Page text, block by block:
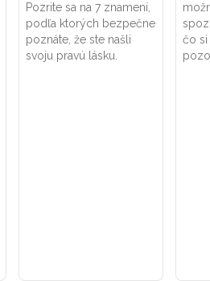
Pozrite sa na 7 znamení,
podľa ktorých bezpečne
poznáte, že ste našli
svoju pravú lásku.
čo si